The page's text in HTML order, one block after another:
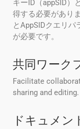
キーID（appSID）
得する必要があり
とAppSIDクエリパ
が必要です。
共同ワーク
Facilitate
sharing and editing.
ドキュメン